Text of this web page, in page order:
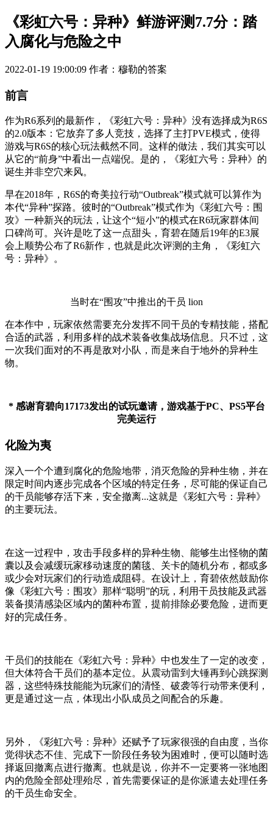
《彩虹六号：异种》鲜游评测7.7分：踏
入腐化与危险之中
2022-01-19 19:00:09 作者：穆勒的答案
前言
作为R6系列的最新作，《彩虹六号：异种》没有选择成为R6S
的2.0版本：它放弃了多人竞技，选择了主打PVE模式，使得
游戏与R6S的核心玩法截然不同。这样的做法，我们其实可以
从它的“前身”中看出一点端倪。是的，《彩虹六号：异种》的
诞生并非空穴来风。
早在2018年，R6S的奇美拉行动“Outbreak”模式就可以算作为
本代“异种”探路。彼时的“Outbreak”模式作为《彩虹六号：围
攻》一种新兴的玩法，让这个“短小”的模式在R6玩家群体间
口碑尚可。兴许是吃了这一点甜头，育碧在随后19年的E3展
会上顺势公布了R6新作，也就是此次评测的主角，《彩虹六
号：异种》。
当时在“围攻”中推出的干员 lion
在本作中，玩家依然需要充分发挥不同干员的专精技能，搭配
合适的武器，利用多样的战术装备收集战场信息。只不过，这
一次我们面对的不再是敌对小队，而是来自于地外的异种生
物。
* 感谢育碧向17173发出的试玩邀请，游戏基于PC、PS5平台
完美运行
化险为夷
深入一个个遭到腐化的危险地带，消灭危险的异种生物，并在
限定时间内逐步完成各个区域的特定任务，尽可能的保证自己
的干员能够存活下来，安全撤离...这就是《彩虹六号：异种》
的主要玩法。
在这一过程中，攻击手段多样的异种生物、能够生出怪物的菌
囊以及会减缓玩家移动速度的菌毯、关卡的随机分布，都或多
或少会对玩家们的行动造成阻碍。在设计上，育碧依然鼓励你
像《彩虹六号：围攻》那样“聪明”的玩，利用干员技能及武器
装备摸清感染区域内的菌种布置，提前排除必要危险，进而更
好的完成任务。
干员们的技能在《彩虹六号：异种》中也发生了一定的改变，
但大体符合干员们的基本定位。从震动雷到大锤再到心跳探测
器，这些特殊技能能为玩家们的清怪、破袭等行动带来便利，
更是通过这一点，体现出小队成员之间配合的乐趣。
另外，《彩虹六号：异种》还赋予了玩家很强的自由度，当你
觉得状态不佳、完成下一阶段任务较为困难时，便可以随时选
择返回撤离点进行撤离。也就是说，你并不一定要将一张地图
内的危险全部处理殆尽，首先需要保证的是你派遣去处理任务
的干员生命安全。